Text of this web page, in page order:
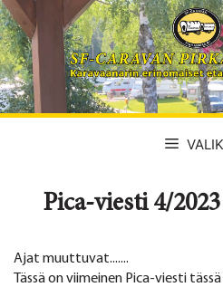
Siirry
sisältöön
Pica-viesti 4/
Ajat muuttuvat.......
Tässä on viimeinen Pica-viesti